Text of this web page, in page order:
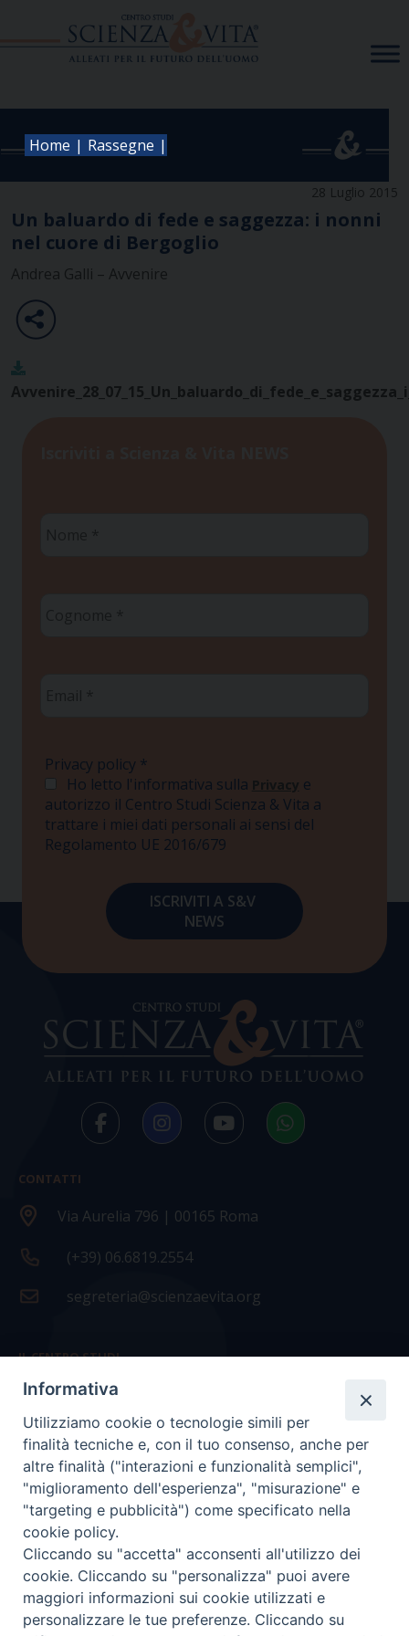
Home | Rassegne |
28 Luglio 2015
Un baluardo di fede e saggezza: i nonni
nel cuore di Bergoglio
Andrea Galli – Avvenire
Privacy policy *
Ho letto l'informativa sulla Privacy e
autorizzo il Centro Studi Scienza & Vita a
trattare i miei dati personali ai sensi del
Regolamento UE 2016/679
CONTATTI
Via Aurelia 796 | 00165 Roma
(+39) 06.6819.2554
segreteria@scienzaevita.org
IL CENTRO STUDI
La nostra storia
Statuto
Presidenza e ufficio presidenza
Consiglio scientifico
Coordinamento nazionale
Informativa
Utilizziamo cookie o tecnologie simili per
finalità tecniche e, con il tuo consenso, anche per
altre finalità ("interazioni e funzionalità semplici",
"miglioramento dell'esperienza", "misurazione" e
"targeting e pubblicità") come specificato nella
cookie policy.
Cliccando su "accetta" acconsenti all'utilizzo dei
cookie. Cliccando su "personalizza" puoi avere
maggiori informazioni sui cookie utilizzati e
personalizzare le tue preferenze. Cliccando su